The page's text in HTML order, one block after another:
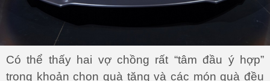
Có thể thấy hai vợ chồng rất “tâm đầu ý hợp”
trong khoản chọn quà tặng và các món quà đều